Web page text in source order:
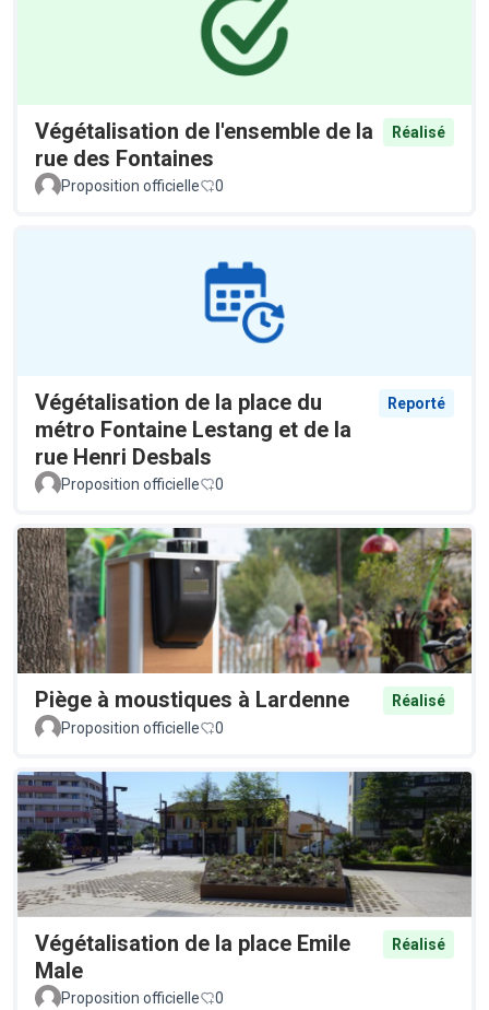
Végétalisation de l'ensemble de la
rue des Fontaines
Réalisé
Proposition officielle 0
Végétalisation de la place du
métro Fontaine Lestang et de la
rue Henri Desbals
Reporté
Proposition officielle 0
Piège à moustiques à Lardenne
Réalisé
Proposition officielle
0
Végétalisation de la place Emile
Male
Réalisé
Proposition officielle 0